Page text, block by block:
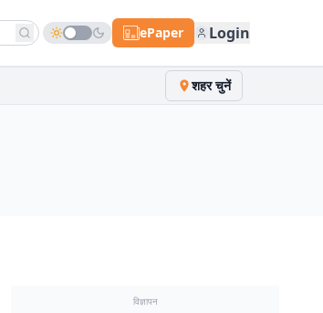
ePaper Login
शहर चुनें
विज्ञापन